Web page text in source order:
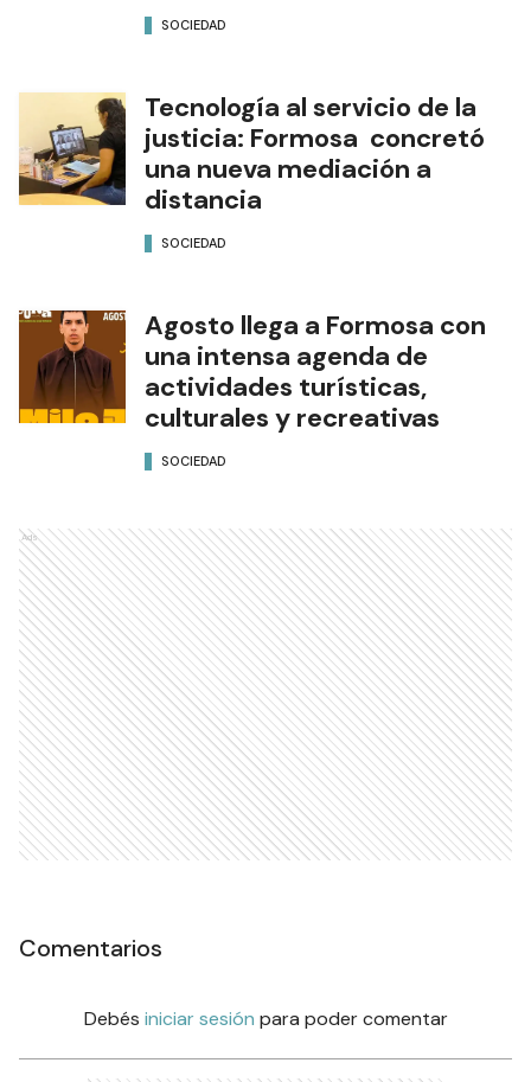
SOCIEDAD
Tecnología al servicio de la
justicia: Formosa concretó
una nueva mediación a
distancia
SOCIEDAD
Agosto llega a Formosa con
una intensa agenda de
actividades turísticas,
culturales y recreativas
SOCIEDAD
Ads
Comentarios
Debés iniciar sesión para poder comentar